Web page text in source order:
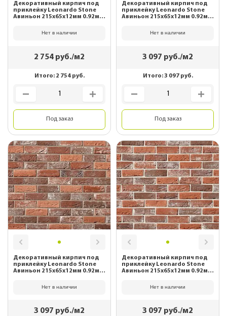
Декоративный кирпич под
приклейку Leonardo Stone
Авиньон 215х65х12мм 0.92м2/
Нет в наличии
2 754 руб./м2
Итого: 2 754руб.
Под заказ
Декоративный кирпич под
приклейку Leonardo Stone
Авиньон 215х65х12мм 0.92м2/
Нет в наличии
3 097 руб./м2
Итого:3 097руб.
Под заказ
Декоративный кирпич под
приклейку Leonardo Stone
Авиньон 215х65х12мм 0.92м2/
Нет в наличии
3 097 руб./м2
Декоративный кирпич под
приклейку Leonardo Stone
Авиньон 215х65х12мм 0.92м2/
Нет в наличии
3 097 руб./м2